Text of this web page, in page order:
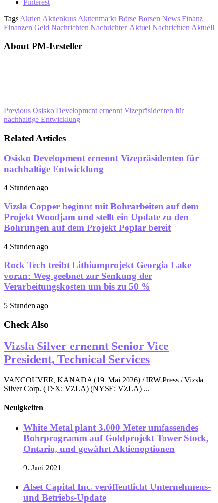
Pinterest
Tags Aktien Aktienkurs Aktienmarkt Börse Börsen News Finanz
Finanzen Geld Nachrichten Nachrichten Aktuel Nachrichten Aktuell
About PM-Ersteller
Previous Osisko Development ernennt Vizepräsidenten für
nachhaltige Entwicklung
Related Articles
Osisko Development ernennt Vizepräsidenten für
nachhaltige Entwicklung
4 Stunden ago
Vizsla Copper beginnt mit Bohrarbeiten auf dem
Projekt Woodjam und stellt ein Update zu den
Bohrungen auf dem Projekt Poplar bereit
4 Stunden ago
Rock Tech treibt Lithiumprojekt Georgia Lake
voran: Weg geebnet zur Senkung der
Verarbeitungskosten um bis zu 50 %
5 Stunden ago
Check Also
Vizsla Silver ernennt Senior Vice
President, Technical Services
VANCOUVER, KANADA (19. Mai 2026) / IRW-Press / Vizsla
Silver Corp. (TSX: VZLA) (NYSE: VZLA) ...
Neuigkeiten
White Metal plant 3.000 Meter umfassendes
Bohrprogramm auf Goldprojekt Tower Stock,
Ontario, und gewährt Aktienoptionen
9. Juni 2021
Alset Capital Inc. veröffentlicht Unternehmens-
und Betriebs-Update